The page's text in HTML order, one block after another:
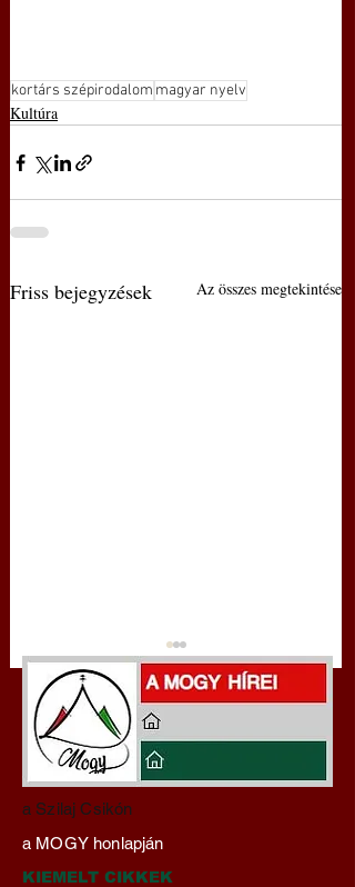
kortárs szépirodalom magyar nyelv
Kultúra
Friss bejegyzések Az összes megtekintése
Darai Lajos:
Naplóbölcsességeim
(2022)
a Szilaj Csikón
a MOGY honlapján
KIEMELT CIKKEK